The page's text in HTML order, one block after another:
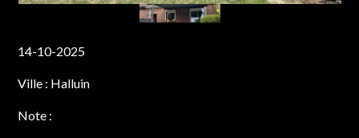
14-10-2025
Ville : Halluin
Note :